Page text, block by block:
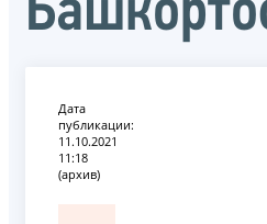
Дата
публикации:
11.10.2021
11:18
(архив)